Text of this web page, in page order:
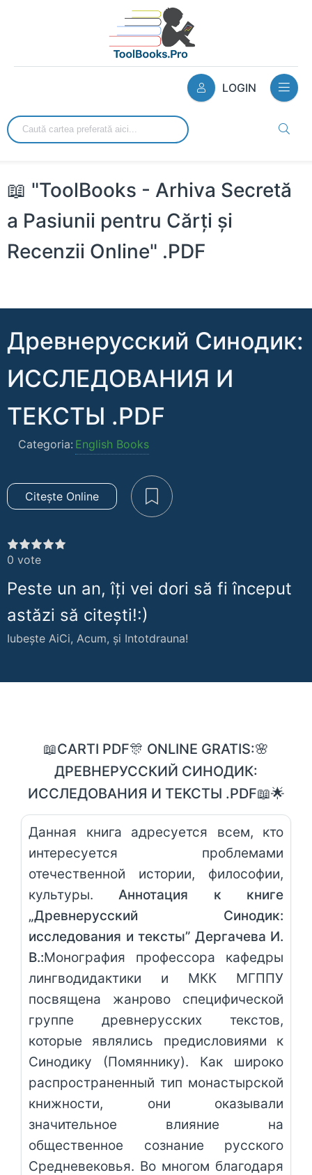
LOGIN
📖 "ToolBooks - Arhiva Secretă
a Pasiunii pentru Cărți și
Recenzii Online" .PDF
Древнерусский Синодик:
ИССЛЕДОВАНИЯ И
ТЕКСТЫ .PDF
Categoria: English Books
Citește Online
0 vote
Peste un an, îți vei dori să fi început
astăzi să citești!:)
Iubește AiCi, Acum, și Intotdrauna!
📖CARTI PDF🎊 ONLINE GRATIS:🌸
ДРЕВНЕРУССКИЙ СИНОДИК:
ИССЛЕДОВАНИЯ И ТЕКСТЫ .PDF📖🌟
Данная книга адресуется всем, кто
интересуется проблемами
отечественной истории, философии,
культуры.
„Древнерусский Синодик:
исследования и тексты” Дергачева И.
В.:Монография профессора кафедры
лингводидактики и МКК МГППУ
посвящена жанрово специфической
группе древнерусских текстов,
которые являлись предисловиями к
Синодику (Помяннику). Как широко
распространенный тип монастырской
книжности, они оказывали
значительное влияние на
общественное сознание русского
Средневековья. Во многом благодаря